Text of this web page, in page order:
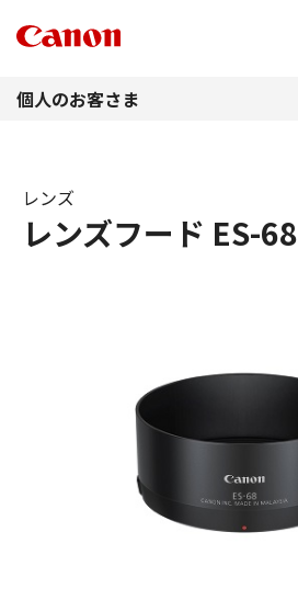
個人のお客さま
レンズフード ES-68
レンズ